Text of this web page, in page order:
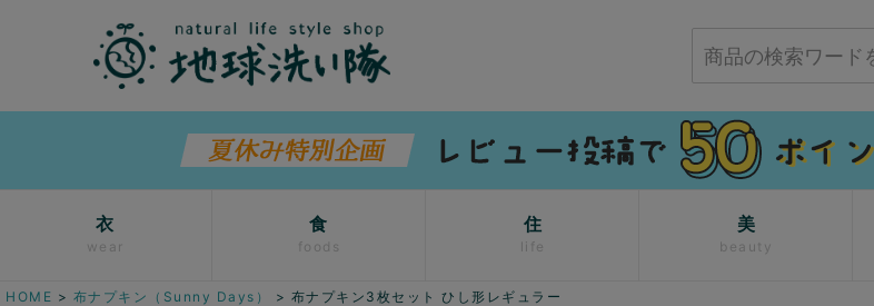
衣
wear
食
foods
住
life
美
beauty
HOME 布ナプキン（Sunny Days） 布ナプキン3枚セット ひし形レギュラー